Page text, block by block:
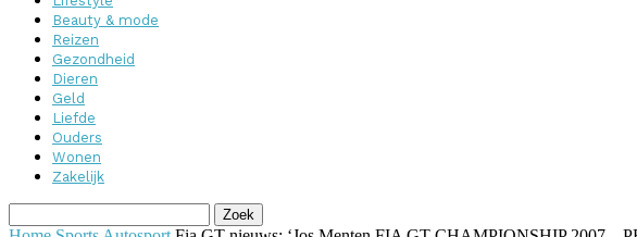
Beauty & mode
Reizen
Gezondheid
Dieren
Geld
Liefde
Ouders
Wonen
Zakelijk